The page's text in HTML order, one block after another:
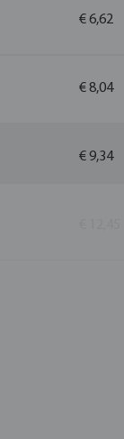
€ 6,62
€ 8,04
€ 9,34